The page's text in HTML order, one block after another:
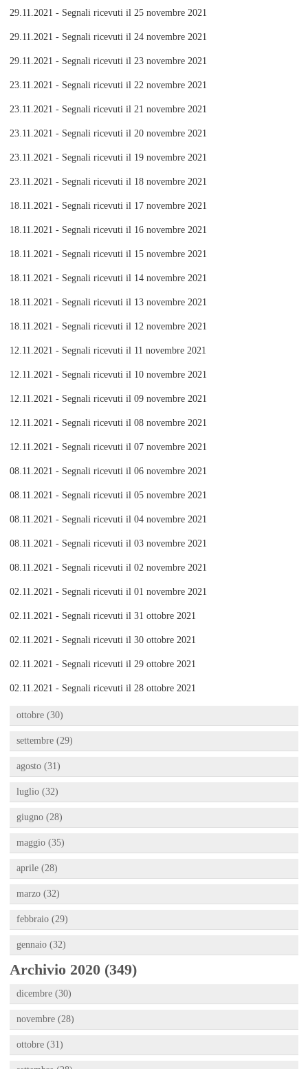
29.11.2021 - Segnali ricevuti il 25 novembre 2021
29.11.2021 - Segnali ricevuti il 24 novembre 2021
29.11.2021 - Segnali ricevuti il 23 novembre 2021
23.11.2021 - Segnali ricevuti il 22 novembre 2021
23.11.2021 - Segnali ricevuti il 21 novembre 2021
23.11.2021 - Segnali ricevuti il 20 novembre 2021
23.11.2021 - Segnali ricevuti il 19 novembre 2021
23.11.2021 - Segnali ricevuti il 18 novembre 2021
18.11.2021 - Segnali ricevuti il 17 novembre 2021
18.11.2021 - Segnali ricevuti il 16 novembre 2021
18.11.2021 - Segnali ricevuti il 15 novembre 2021
18.11.2021 - Segnali ricevuti il 14 novembre 2021
18.11.2021 - Segnali ricevuti il 13 novembre 2021
18.11.2021 - Segnali ricevuti il 12 novembre 2021
12.11.2021 - Segnali ricevuti il 11 novembre 2021
12.11.2021 - Segnali ricevuti il 10 novembre 2021
12.11.2021 - Segnali ricevuti il 09 novembre 2021
12.11.2021 - Segnali ricevuti il 08 novembre 2021
12.11.2021 - Segnali ricevuti il 07 novembre 2021
08.11.2021 - Segnali ricevuti il 06 novembre 2021
08.11.2021 - Segnali ricevuti il 05 novembre 2021
08.11.2021 - Segnali ricevuti il 04 novembre 2021
08.11.2021 - Segnali ricevuti il 03 novembre 2021
08.11.2021 - Segnali ricevuti il 02 novembre 2021
02.11.2021 - Segnali ricevuti il 01 novembre 2021
02.11.2021 - Segnali ricevuti il 31 ottobre 2021
02.11.2021 - Segnali ricevuti il 30 ottobre 2021
02.11.2021 - Segnali ricevuti il 29 ottobre 2021
02.11.2021 - Segnali ricevuti il 28 ottobre 2021
ottobre (30)
settembre (29)
agosto (31)
luglio (32)
giugno (28)
maggio (35)
aprile (28)
marzo (32)
febbraio (29)
gennaio (32)
Archivio 2020 (349)
dicembre (30)
novembre (28)
ottobre (31)